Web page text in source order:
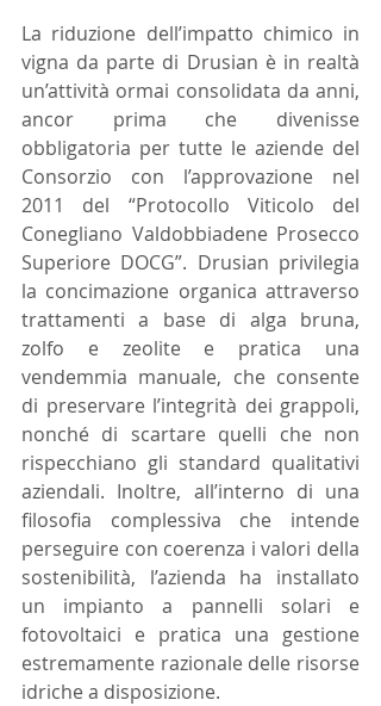
La riduzione dell’impatto chimico in
vigna da parte di Drusian è in realtà
un’attività ormai consolidata da anni,
ancor prima che divenisse
obbligatoria per tutte le aziende del
Consorzio con l’approvazione nel
2011 del “Protocollo Viticolo del
Conegliano Valdobbiadene Prosecco
Superiore DOCG”. Drusian privilegia
la concimazione organica attraverso
trattamenti a base di alga bruna,
zolfo e zeolite e pratica una
vendemmia manuale, che consente
di preservare l’integrità dei grappoli,
nonché di scartare quelli che non
rispecchiano gli standard qualitativi
aziendali. Inoltre, all’interno di una
filosofia complessiva che intende
perseguire con coerenza i valori della
sostenibilità, l’azienda ha installato
un impianto a pannelli solari e
fotovoltaici e pratica una gestione
estremamente razionale delle risorse
idriche a disposizione.